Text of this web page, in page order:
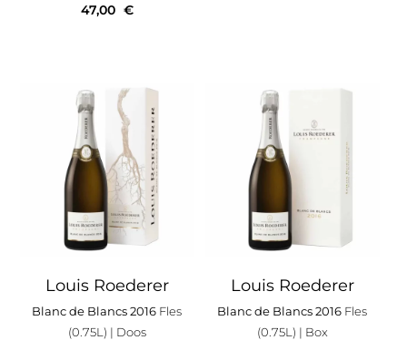
47,00 €
Louis Roederer
Blanc de Blancs 2016 Fles
(0.75L) | Doos
Louis Roederer
Blanc de Blancs 2016 Fles
(0.75L) | Box